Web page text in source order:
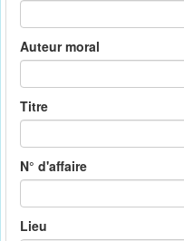
Auteur moral
Titre
N° d'affaire
Lieu